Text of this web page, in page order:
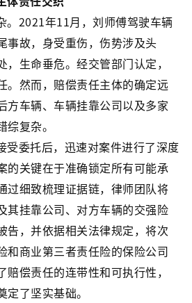
。2021年11月，刘师傅驾驶车辆
事故，身受重伤，伤势涉及头
生命垂危。经交管部门认定，
。然而，赔偿责任主体的确定远
方车辆、车辆挂靠公司以及多家
复杂。
受委托后，迅速对案件进行了深度
的关键在于准确锁定所有可能承
过细致梳理证据链，律师团队将
其挂靠公司、对方车辆的交强险
告，并依据相关法律规定，将次
和商业第三者责任险的保险公司
偿责任的连带性和可执行性，
了坚实基础。